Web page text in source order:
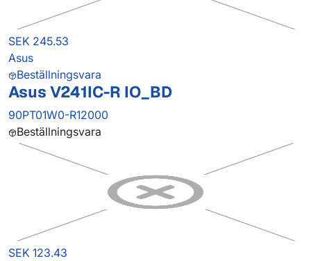
SEK 245.53
Asus
Beställningsvara
Asus V241IC-R IO_BD
90PT01W0-R12000
Beställningsvara
SEK 123.43